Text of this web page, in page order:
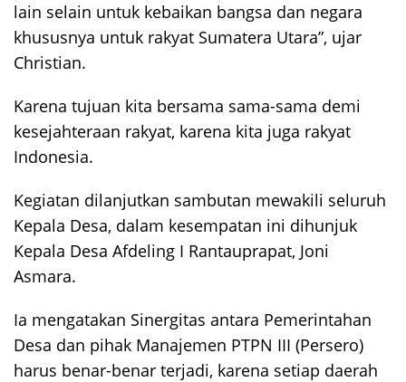
lain selain untuk kebaikan bangsa dan negara
khususnya untuk rakyat Sumatera Utara”, ujar
Christian.
Karena tujuan kita bersama sama-sama demi
kesejahteraan rakyat, karena kita juga rakyat
Indonesia.
Kegiatan dilanjutkan sambutan mewakili seluruh
Kepala Desa, dalam kesempatan ini dihunjuk
Kepala Desa Afdeling I Rantauprapat, Joni
Asmara.
Ia mengatakan Sinergitas antara Pemerintahan
Desa dan pihak Manajemen PTPN III (Persero)
harus benar-benar terjadi, karena setiap daerah